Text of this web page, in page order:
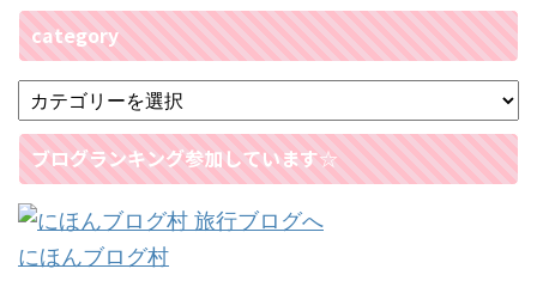
category
ブログランキング参加しています☆
にほんブログ村